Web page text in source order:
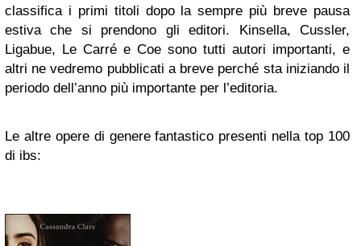
classifica i primi titoli dopo la sempre più breve pausa
estiva che si prendono gli editori. Kinsella, Cussler,
Ligabue, Le Carré e Coe sono tutti autori importanti, e
altri ne vedremo pubblicati a breve perché sta iniziando il
periodo dell’anno più importante per l’editoria.
Le altre opere di genere fantastico presenti nella top 100
di ibs: